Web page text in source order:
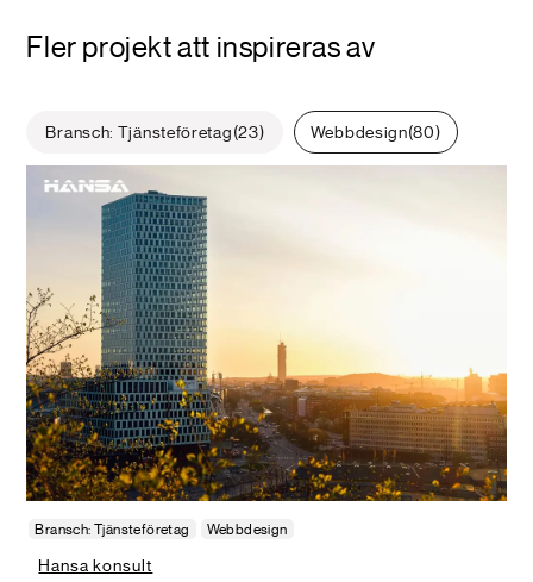
Fler projekt att inspireras av
Bransch: Tjänsteföretag 23 Webbdesign 80
Bransch: Tjänsteföretag Webbdesign
Hansa konsult